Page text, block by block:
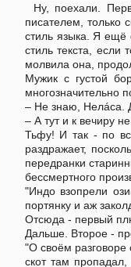
Ну, поехали.
писателем, только
стиль языка. Я ещё
стиль текста,
молвила она,
Мужик с густой
многозначительно
– Не знаю, Нелáса.
– А тут и к вечиру
Тьфу! И так - по
раздражает,
передранки
бессмертного
"Индо взопрели
портянку и аж
Отсюда - первый
Дальше. Второе -
"О своём
скот там